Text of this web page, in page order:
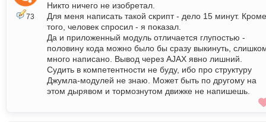
73
Никто ничего не изобретал.
Для меня написать такой скрипт - дело 15 минут. Кроме
того, человек спросил - я показал.
Да и приложенный модуль отличается глупостью -
половину кода можно было бы сразу выкинуть,
много написано. Вывод через AJAX явно лишний.
Судить в компетентности не буду, ибо про структуру
Джумла-модулей не знаю. Может быть по другому на
этом дырявом и тормознутом движке не напишешь.